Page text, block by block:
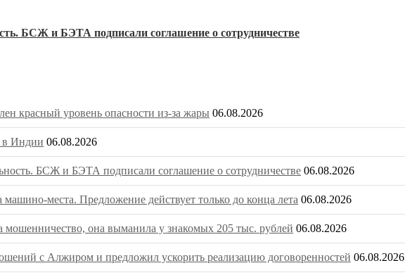
БСЖ и БЭТА подписали соглашение о сотрудничестве
красный уровень опасности из-за жары 06.08.2026
в Индии 06.08.2026
БСЖ и БЭТА подписали соглашение о сотрудничестве 06.08.2026
места. Предложение действует только до конца лета 06.08.2026
мошенничество, она выманила у знакомых 205 тыс. рублей 06.08.2026
с Алжиром и предложил ускорить реализацию договоренностей 06.08.2026